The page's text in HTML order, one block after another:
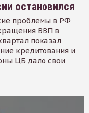
остановился
проблемы в РФ
ВВП в
показал
кредитования и
ЦБ дало свои